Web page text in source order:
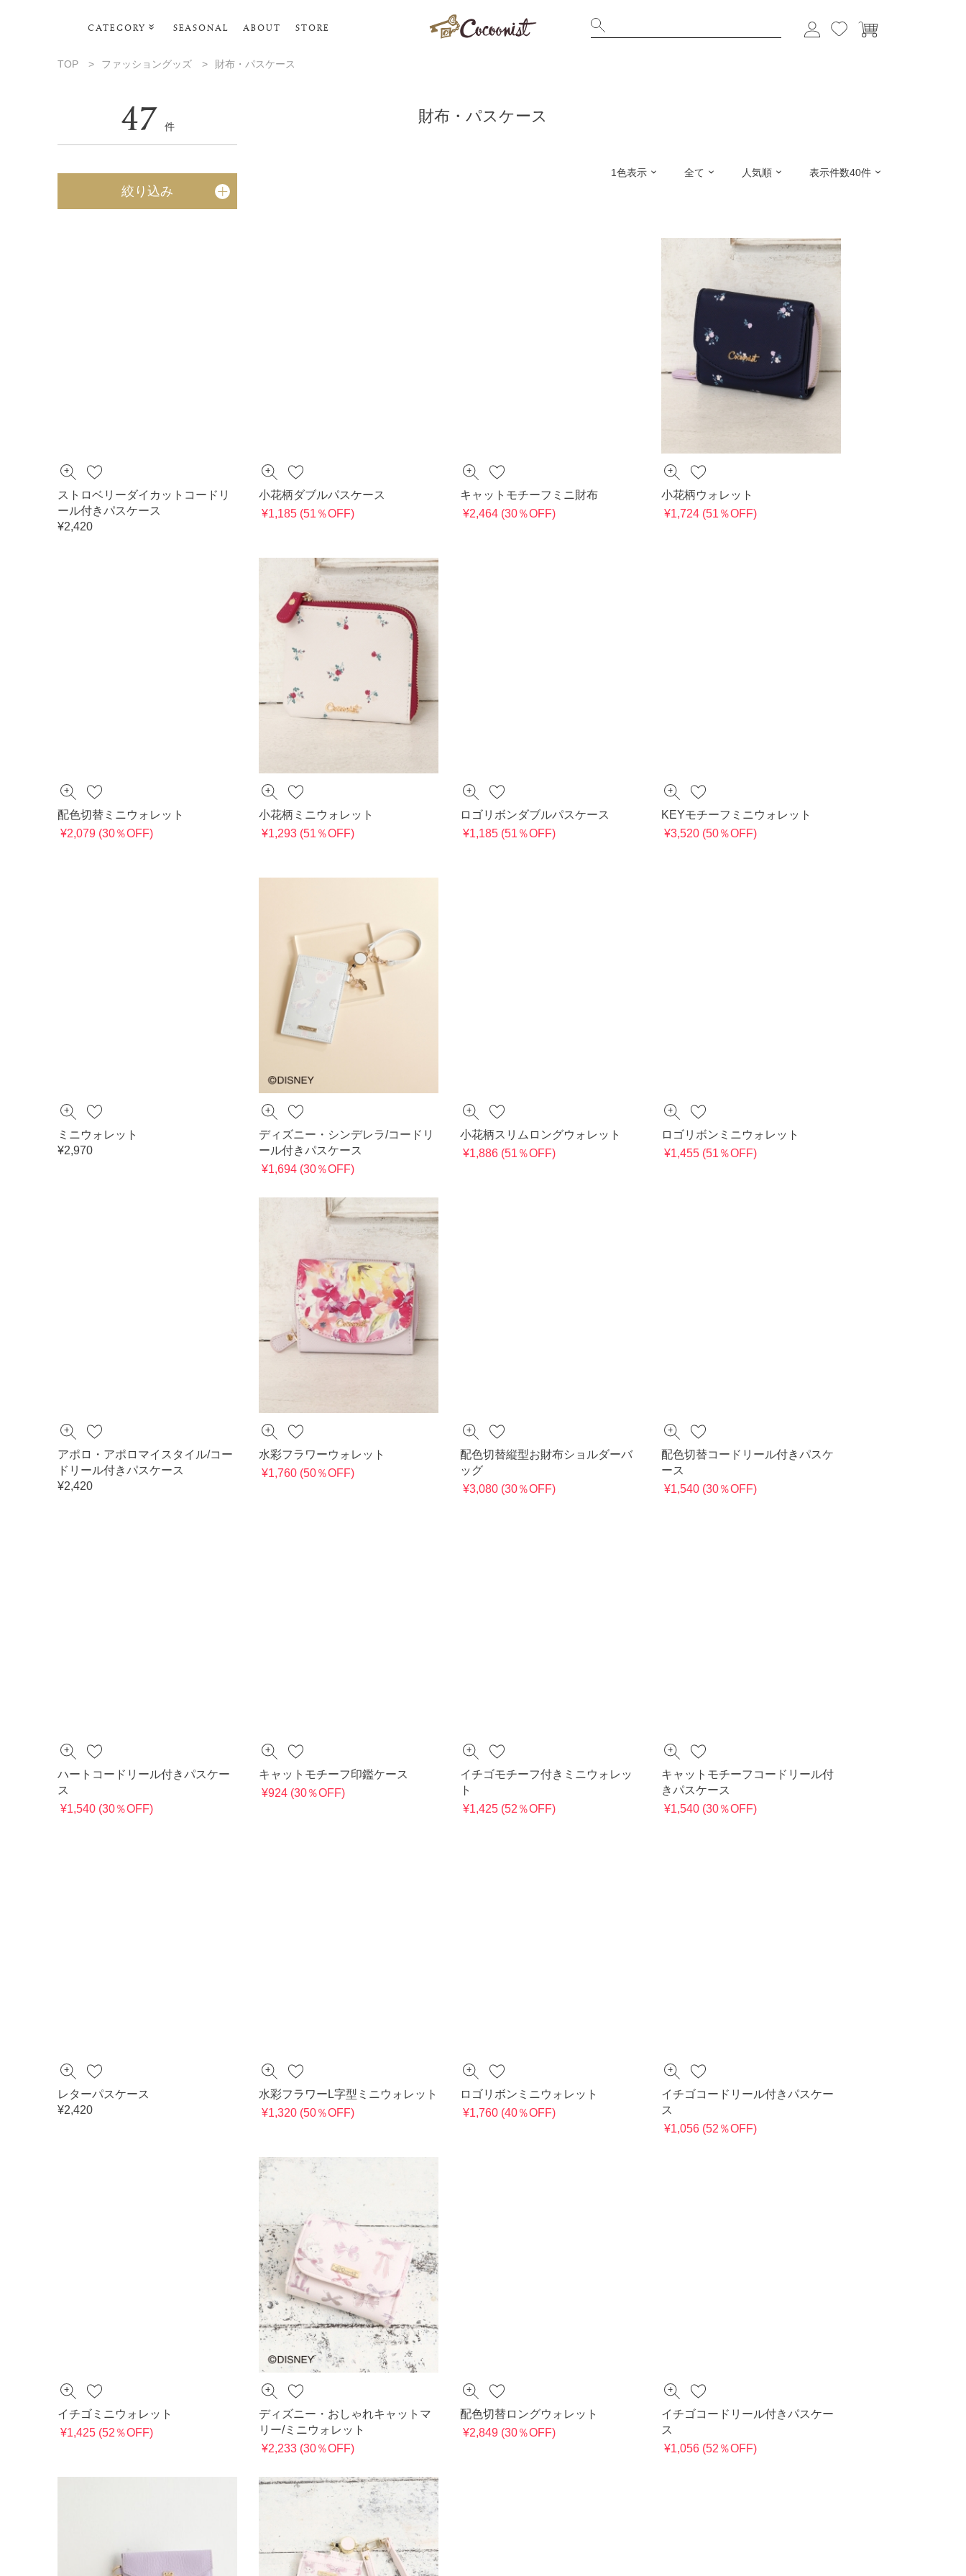
CATEGORY SEASONAL ABOUT STORE
ポーチ･トラベルグッズ
タオル・ヘアバンド
TOP > ファッショングッズ > 財布・パスケース
財布・パスケース
47 件
絞り込み
1色表示 全て 人気順 表示件数40件
ストロベリーダイカットコードリ
ール付きパスケース
¥2,420
小花柄ダブルパスケース
¥1,185 (51％OFF)
キャットモチーフミニ財布
¥2,464 (30％OFF)
小花柄ウォレット
¥1,724 (51％OFF)
配色切替ミニウォレット
¥2,079 (30％OFF)
小花柄ミニウォレット
¥1,293 (51％OFF)
ロゴリボンダブルパスケース
¥1,185 (51％OFF)
KEYモチーフミニウォレット
¥3,520 (50％OFF)
ミニウォレット
¥2,970
ディズニー・シンデレラ/コードリ
ール付きパスケース
¥1,694 (30％OFF)
小花柄スリムロングウォレット
¥1,886 (51％OFF)
ロゴリボンミニウォレット
¥1,455 (51％OFF)
アポロ・アポロマイスタイル/コー
ドリール付きパスケース
¥2,420
水彩フラワーウォレット
¥1,760 (50％OFF)
配色切替縦型お財布ショルダーバ
ッグ
¥3,080 (30％OFF)
配色切替コードリール付きパスケ
ース
¥1,540 (30％OFF)
ハートコードリール付きパスケー
ス
¥1,540 (30％OFF)
キャットモチーフ印鑑ケース
¥924 (30％OFF)
イチゴモチーフ付きミニウォレッ
ト
¥1,425 (52％OFF)
キャットモチーフコードリール付
きパスケース
¥1,540 (30％OFF)
レターパスケース
¥2,420
水彩フラワーL字型ミニウォレット
¥1,320 (50％OFF)
ロゴリボンミニウォレット
¥1,760 (40％OFF)
イチゴコードリール付きパスケー
ス
¥1,056 (52％OFF)
イチゴミニウォレット
¥1,425 (52％OFF)
ディズニー・おしゃれキャットマ
リー/ミニウォレット
¥2,233 (30％OFF)
配色切替ロングウォレット
¥2,849 (30％OFF)
イチゴコードリール付きパスケー
ス
¥1,056 (52％OFF)